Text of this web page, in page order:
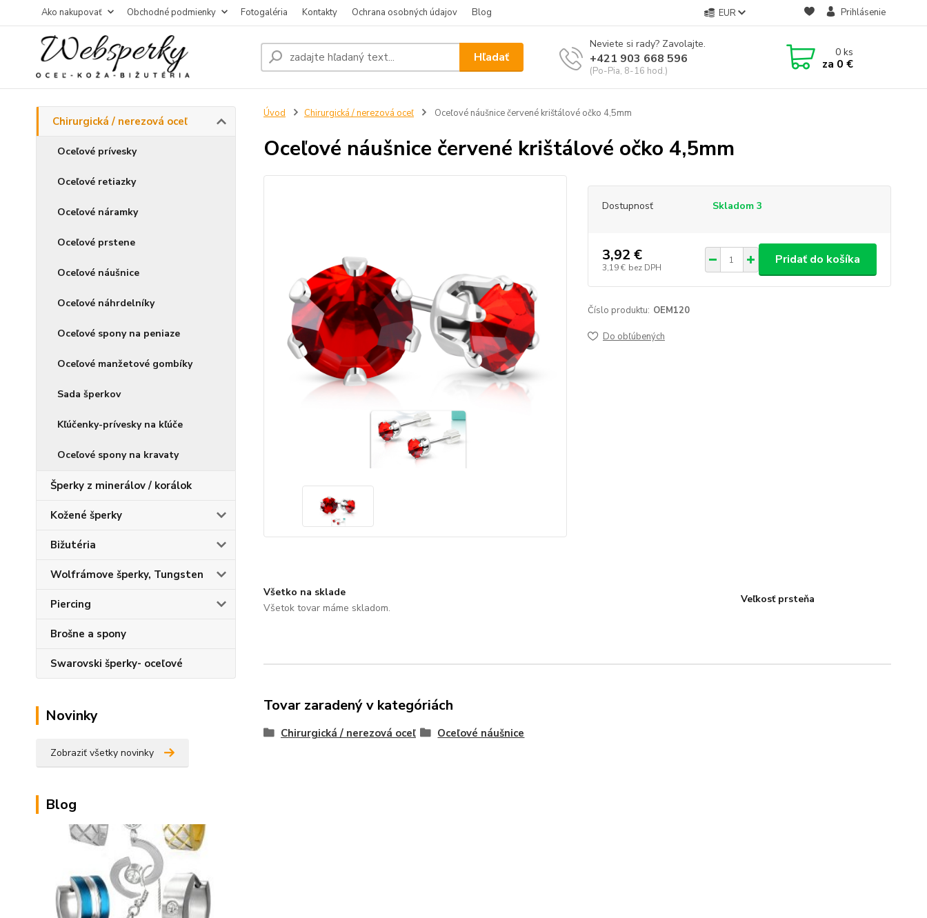
Ako nakupovať Obchodné podmienky Fotogaléria Kontakty Ochrana osobných údajov Blog EUR Prihlásenie
Hľadať
Neviete si rady? Zavolajte.
+421 903 668 596
(Po-Pia, 8-16 hod.)
0ks
za 0 €
Chirurgická / nerezová oceľ
Oceľové prívesky
Oceľové retiazky
Oceľové náramky
Oceľové prstene
Oceľové náušnice
Oceľové náhrdelníky
Oceľové spony na peniaze
Oceľové manžetové gombíky
Sada šperkov
Kľúčenky-prívesky na kľúče
Oceľové spony na kravaty
Šperky z minerálov / korálok
Kožené šperky
Bižutéria
Wolfrámove šperky, Tungsten
Piercing
Brošne a spony
Swarovski šperky- oceľové
Novinky
Zobraziť všetky novinky
Blog
Úvod Chirurgická / nerezová oceľ Oceľové náušnice červené krištálové očko 4,5mm
Oceľové náušnice červené krištálové očko 4,5mm
Dostupnosť Skladom 3
3,92 €
3,19 € bez DPH
Pridať do košíka
Číslo produktu: OEM120
Do obľúbených
Všetko na sklade
Všetok tovar máme skladom.
Veľkosť prsteňa
Tovar zaradený v kategóriách
Chirurgická / nerezová oceľ Oceľové náušnice